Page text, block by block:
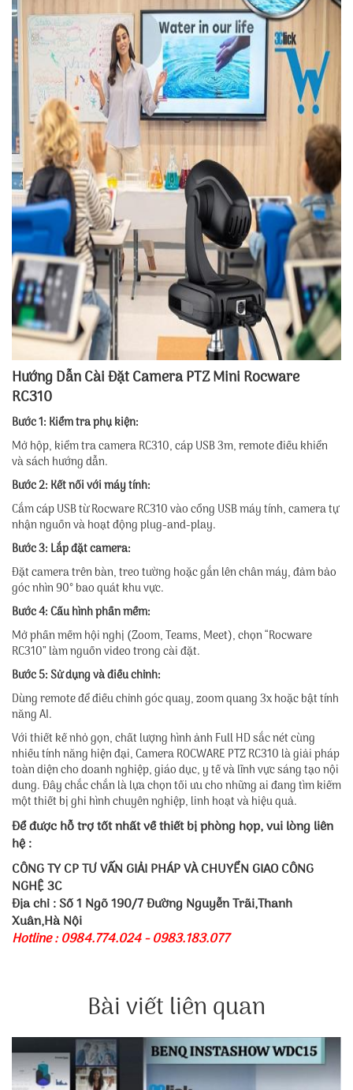
Hướng Dẫn Cài Đặt Camera PTZ Mini Rocware
RC310
Bước 1: Kiểm tra phụ kiện:
Mở hộp, kiểm tra camera RC310, cáp USB 3m, remote điều khiển
và sách hướng dẫn.
Bước 2: Kết nối với máy tính:
Cắm cáp USB từ Rocware RC310 vào cổng USB máy tính, camera tự
nhận nguồn và hoạt động plug-and-play.
Bước 3: Lắp đặt camera:
Đặt camera trên bàn, treo tường hoặc gắn lên chân máy, đảm bảo
góc nhìn 90° bao quát khu vực.
Bước 4: Cấu hình phần mềm:
Mở phần mềm hội nghị (Zoom, Teams, Meet), chọn “Rocware
RC310” làm nguồn video trong cài đặt.
Bước 5: Sử dụng và điều chỉnh:
Dùng remote để điều chỉnh góc quay, zoom quang 3x hoặc bật tính
năng AI.
Với thiết kế nhỏ gọn, chất lượng hình ảnh Full HD sắc nét cùng
nhiều tính năng hiện đại, Camera ROCWARE PTZ RC310 là giải pháp
toàn diện cho doanh nghiệp, giáo dục, y tế và lĩnh vực sáng tạo nội
dung. Đây chắc chắn là lựa chọn tối ưu cho những ai đang tìm kiếm
một thiết bị ghi hình chuyên nghiệp, linh hoạt và hiệu quả.
Để được hỗ trợ tốt nhất về thiết bị phòng họp, vui lòng liên
hệ :
CÔNG TY CP TƯ VẤN GIẢI PHÁP VÀ CHUYỂN GIAO CÔNG
NGHỆ 3C
Địa chỉ : Số 1 Ngõ 190/7 Đường Nguyễn Trãi,Thanh
Xuân,Hà Nội
Hotline : 0984.774.024 - 0983.183.077
Bài viết liên quan